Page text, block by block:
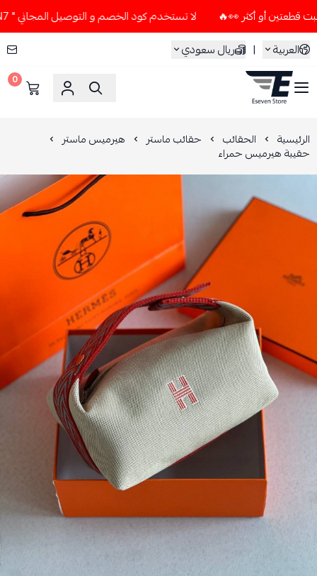
لا تستخدم كود الخصم و التوصيل المجاني " N7 " إلا إذا طلبت قطعتين أو أكثر 👀🔥
العربية
| ريال سعودي
ESEVEN STORE
0
الرئيسية الحقائب حقائب ماستر هيرميس ماستر
حقيبة هيرميس حمراء